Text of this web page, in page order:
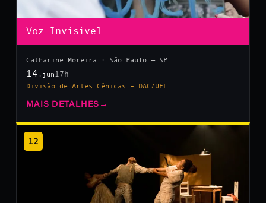
Voz Invisível
Catharine Moreira · São Paulo — SP
14 .jun 17h
Divisão de Artes Cênicas – DAC/UEL
MAIS DETALHES →
12